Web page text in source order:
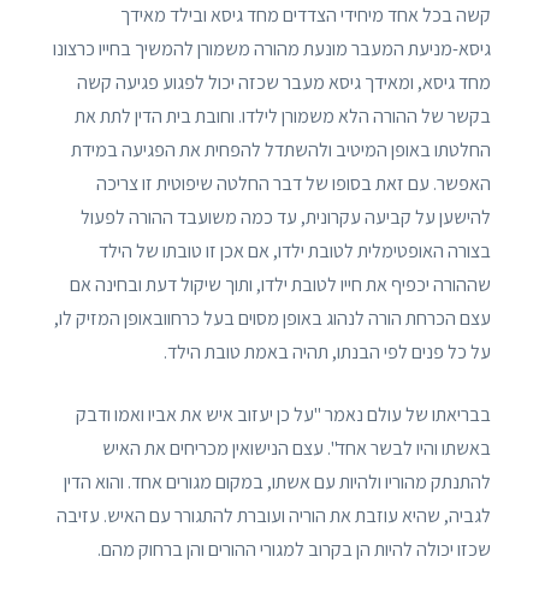
קשה בכל אחד מיחידי הצדדים מחד גיסא ובילד מאידך
גיסא-מניעת המעבר מונעת מהורה משמורן להמשיך בחייו כרצונו
מחד גיסא, ומאידך גיסא מעבר שכזה יכול לפגוע פגיעה קשה
בקשר של ההורה הלא משמורן לילדו. וחובת בית הדין לתת את
החלטתו באופן המיטיב ולהשתדל להפחית את הפגיעה במידת
האפשר. עם זאת בסופו של דבר החלטה שיפוטית זו צריכה
להישען על קביעה עקרונית, עד כמה משועבד ההורה לפעול
בצורה האופטימלית לטובת ילדו, אם אכן זו טובתו של הילד
שההורה יכפיף את חייו לטובת ילדו, ותוך שיקול דעת ובחינה אם
עצם הכרחת הורה לנהוג באופן מסוים בעל כרחוובאופן המזיק לו,
על כל פנים לפי הבנתו, תהיה באמת טובת הילד.
בבריאתו של עולם נאמר "על כן יעזוב איש את אביו ואמו ודבק
באשתו והיו לבשר אחד". עצם הנישואין מכריחים את האיש
להתנתק מהוריו ולהיות עם אשתו, במקום מגורים אחד. והוא הדין
לגביה, שהיא עוזבת את הוריה ועוברת להתגורר עם האיש. עזיבה
שכזו יכולה להיות הן בקרוב למגורי ההורים והן ברחוק מהם.